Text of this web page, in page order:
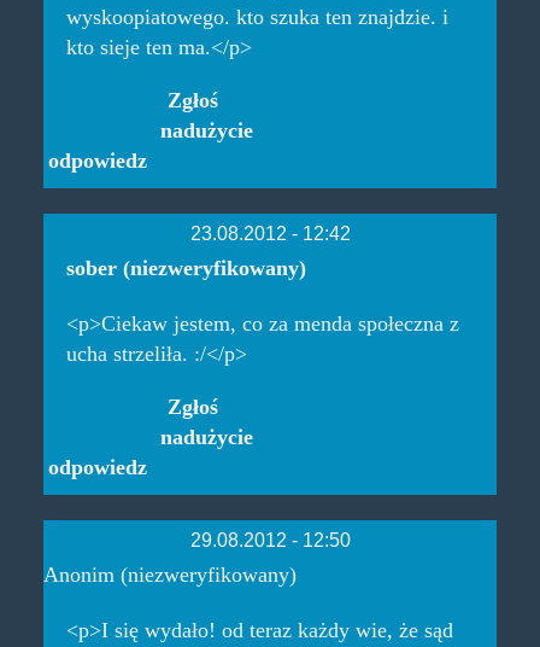
wyskoopiatowego. kto szuka ten znajdzie. i
kto sieje ten ma.</p>
odpowiedz
Zgłoś
nadużycie
23.08.2012 - 12:42
sober (niezweryfikowany)
<p>Ciekaw jestem, co za menda społeczna z
ucha strzeliła. :/</p>
odpowiedz
Zgłoś
nadużycie
29.08.2012 - 12:50
Anonim (niezweryfikowany)
<p>I się wydało! od teraz każdy wie, że sąd